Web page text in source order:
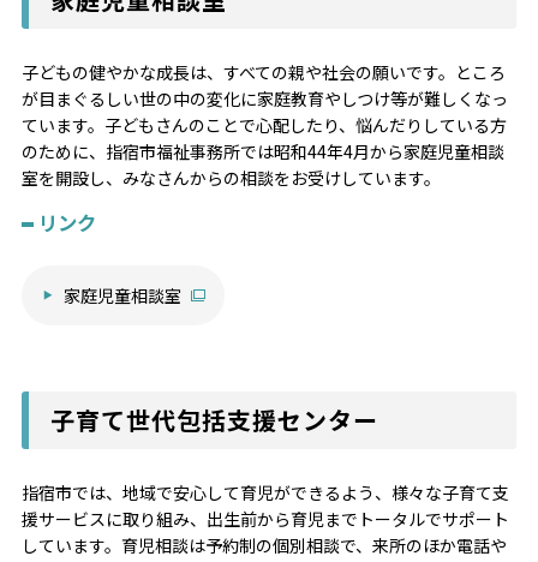
子どもの健やかな成長は、すべての親や社会の願いです。ところ
が目まぐるしい世の中の変化に家庭教育やしつけ等が難しくなっ
ています。子どもさんのことで心配したり、悩んだりしている方
のために、指宿市福祉事務所では昭和44年4月から家庭児童相談
室を開設し、みなさんからの相談をお受けしています。
リンク
家庭児童相談室
子育て世代包括支援センター
指宿市では、地域で安心して育児ができるよう、様々な子育て支
援サービスに取り組み、出生前から育児までトータルでサポート
しています。育児相談は予約制の個別相談で、来所のほか電話や